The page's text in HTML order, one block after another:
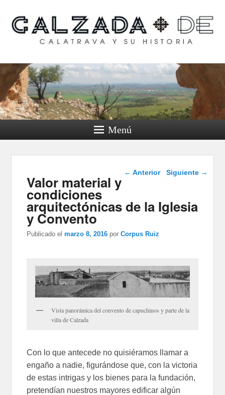
Calzada de Calatrava y
su historia
Menú
Navegación de
entradas
← Anterior Siguiente →
Valor material y
condiciones
arquitectónicas de la Iglesia
y Convento
Publicado el marzo 8, 2016 porCorpus Ruiz
Vista panorámica del convento de capuchinos y parte de la
villa de Calzada
Con lo que antecede no quisiéramos llamar a
engaño a nadie, figurándose que, con la victoria
de estas intrigas y los bienes para la fundación,
pretendían nuestros mayores edificar algún